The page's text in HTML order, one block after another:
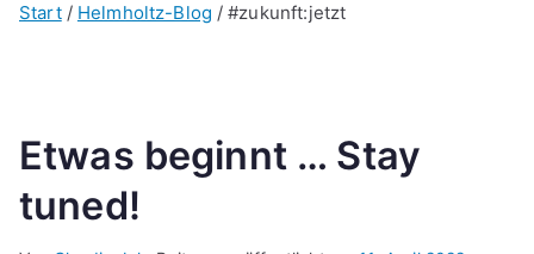
Start Helmholtz-Blog #zukunft:jetzt
Etwas beginnt … Stay
tuned!